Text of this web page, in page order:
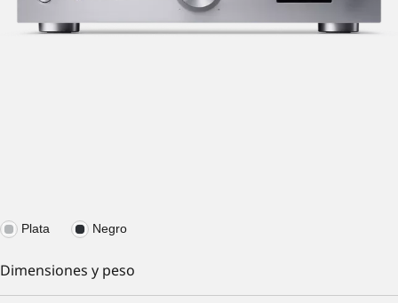
Plata Negro
Dimensiones y peso